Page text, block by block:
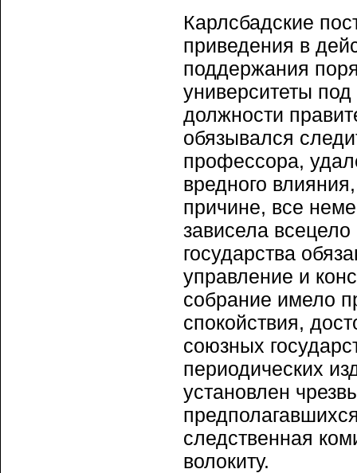
Карлсбадские
приведения в
поддержания
университеты
должности
обязывался
профессора,
вредного
причине, все
зависела
государства
управление и
собрание имело
спокойствия,
союзных
периодических
установлен
следственная
волокиту.